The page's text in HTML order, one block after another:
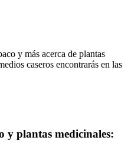
y más acerca de plantas
caseros encontrarás en las
y plantas medicinales: